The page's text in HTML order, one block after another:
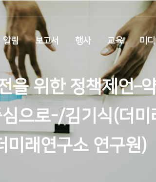
알림 보고서 행사 교육 미디
을 위한 정책제언–
으로-/김기식(더
미래연구소 연구원)